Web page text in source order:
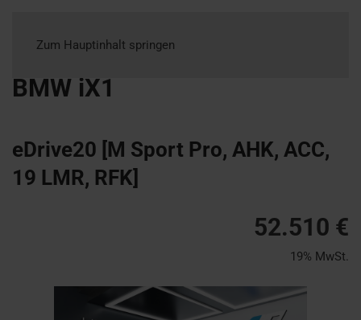
Zum Hauptinhalt springen
BMW iX1
eDrive20 [M Sport Pro, AHK, ACC,
19 LMR, RFK]
52.510 €
19% MwSt.